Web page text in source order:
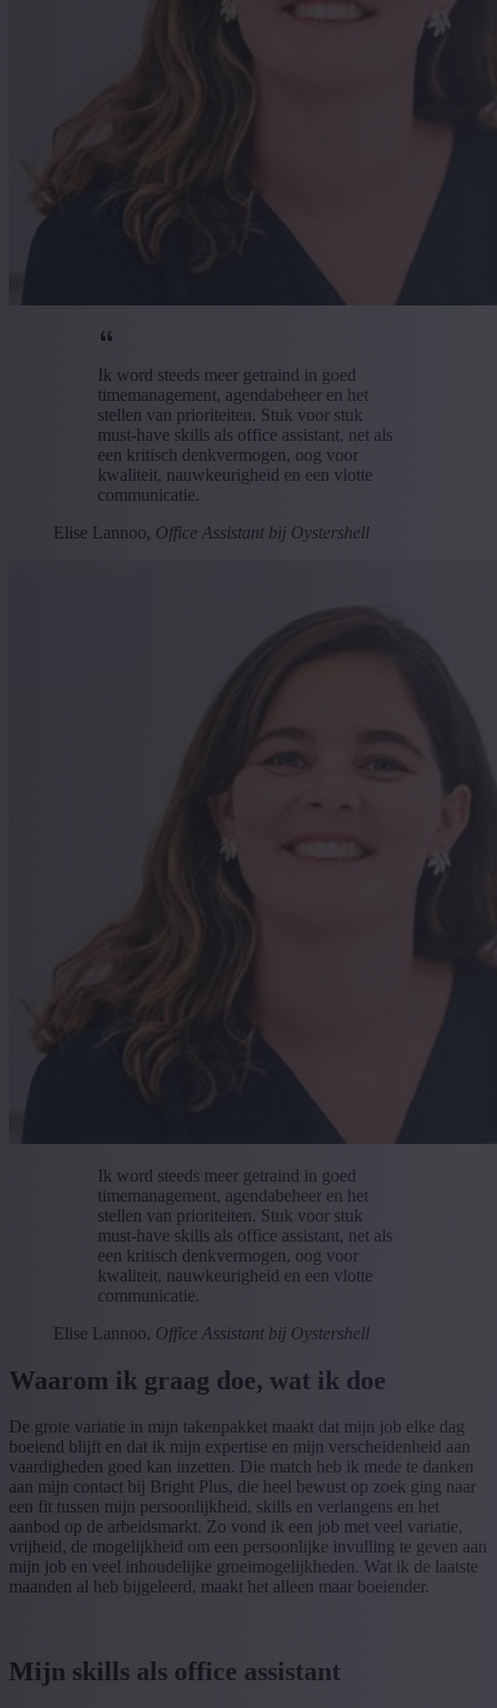
Ik word steeds meer getraind in goed
timemanagement, agendabeheer en het
stellen van prioriteiten. Stuk voor stuk
must-have skills als office assistant, net als
een kritisch denkvermogen, oog voor
kwaliteit, nauwkeurigheid en een vlotte
communicatie.
Elise Lannoo, Office Assistant bij Oystershell
Ik word steeds meer getraind in goed
timemanagement, agendabeheer en het
stellen van prioriteiten. Stuk voor stuk
must-have skills als office assistant, net als
een kritisch denkvermogen, oog voor
kwaliteit, nauwkeurigheid en een vlotte
communicatie.
Elise Lannoo, Office Assistant bij Oystershell
Waarom ik graag doe, wat ik doe
De grote variatie in mijn takenpakket maakt dat mijn job elke dag
boeiend blijft en dat ik mijn expertise en mijn verscheidenheid aan
vaardigheden goed kan inzetten. Die match heb ik mede te danken
aan mijn contact bij Bright Plus, die heel bewust op zoek ging naar
een fit tussen mijn persoonlijkheid, skills en verlangens en het
aanbod op de arbeidsmarkt. Zo vond ik een job met veel variatie,
vrijheid, de mogelijkheid om een persoonlijke invulling te geven aan
mijn job en veel inhoudelijke groeimogelijkheden. Wat ik de laatste
maanden al heb bijgeleerd, maakt het alleen maar boeiender.
Mijn skills als office assistant